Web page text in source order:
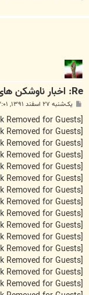
Re: اخبار ناوشکن های کلاس موج
پ
ت
یک‌شنبه ۲۷ اسفند ۱۳۹۱, ۲:۰۱ ب.ظ